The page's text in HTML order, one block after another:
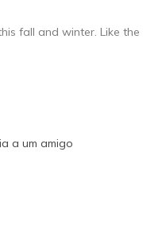
fall and winter. Like the
a um amigo